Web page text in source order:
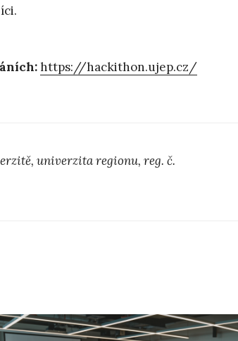
https://hackithon.ujep.cz/
univerzita regionu, reg. č.